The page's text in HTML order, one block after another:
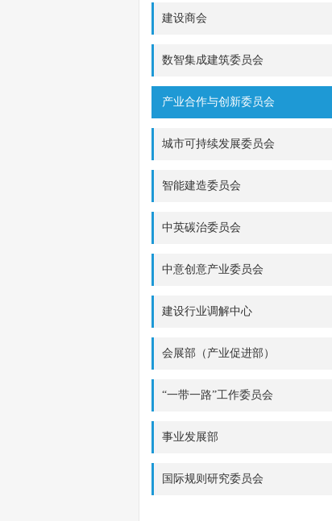
建设商会
数智集成建筑委员会
产业合作与创新委员会
城市可持续发展委员会
智能建造委员会
中英碳治委员会
中意创意产业委员会
建设行业调解中心
会展部（产业促进部）
“一带一路”工作委员会
事业发展部
国际规则研究委员会